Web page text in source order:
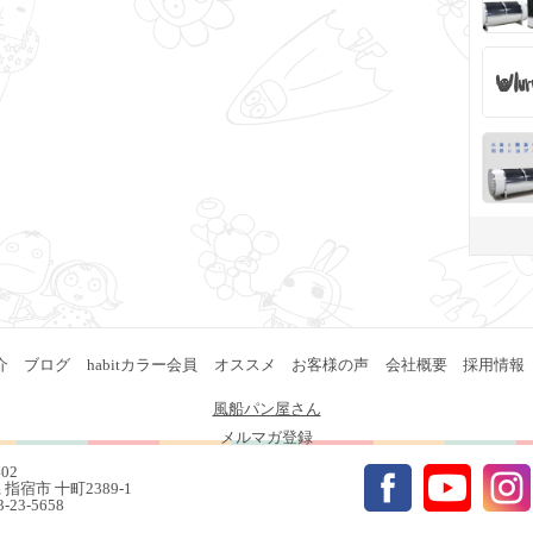
ブログ habitカラー会員 オススメ お客様の声 会社概要 採用情報
メルマガ登録
風船パン屋さん
宿市 十町2389-1
23-5658